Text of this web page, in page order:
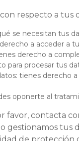
respecto a tus
se necesitan tus
a acceder a
derecho a
para procesar tus
tienes derecho
oponerte al
favor, contacta
gestionamos tus
de protección